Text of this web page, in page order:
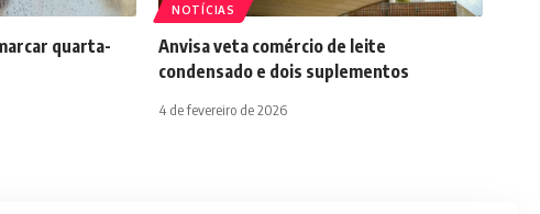
quarta-
NOTÍCIAS
Anvisa veta comércio de leite
condensado e dois suplementos
4 de fevereiro de 2026